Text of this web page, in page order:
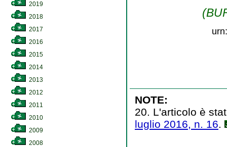
2019
2018
2017
2016
2015
2014
2013
2012
2011
2010
2009
2008
NOTE:
20. L'articolo è
luglio 2016, n. 16.